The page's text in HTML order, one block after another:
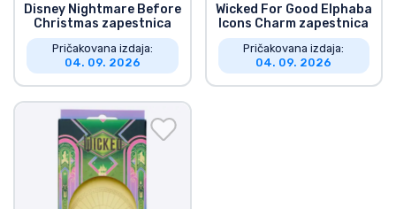
Disney Nightmare Before
Christmas zapestnica
Pričakovana izdaja:
04. 09. 2026
Wicked For Good Elphaba
Icons Charm zapestnica
Pričakovana izdaja:
04. 09. 2026